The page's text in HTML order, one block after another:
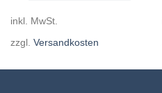
inkl. MwSt.
zzgl. Versandkosten